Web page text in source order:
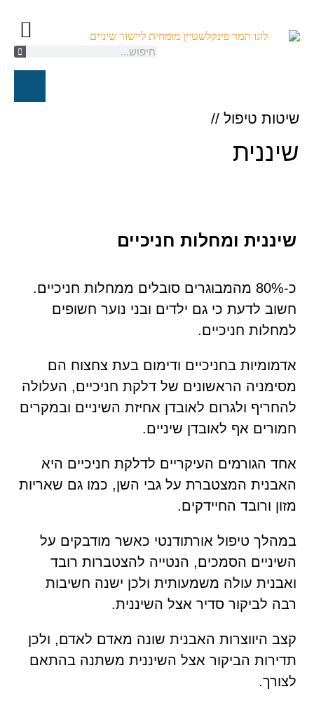
שיטות טיפול //
שיננית
שיננית ומחלות חניכיים
כ-80% מהמבוגרים סובלים ממחלות חניכיים.
חשוב לדעת כי גם ילדים ובני נוער חשופים
למחלות חניכיים.
אדמומיות בחניכיים ודימום בעת צחצוח הם
מסימניה הראשונים של דלקת חניכיים, העלולה
להחריף ולגרום לאובדן אחיזת השיניים ובמקרים
חמורים אף לאובדן שיניים.
אחד הגורמים העיקריים לדלקת חניכיים היא
האבנית המצטברת על גבי השן, כמו גם שאריות
מזון ורובד החיידקים.
במהלך טיפול אורתודנטי כאשר מודבקים על
השיניים הסמכים, הנטייה להצטברות רובד
ואבנית עולה משמעותית ולכן ישנה חשיבות
רבה לביקור סדיר אצל השיננית.
קצב היווצרות האבנית שונה מאדם לאדם, ולכן
תדירות הביקור אצל השיננית משתנה בהתאם
לצורך.